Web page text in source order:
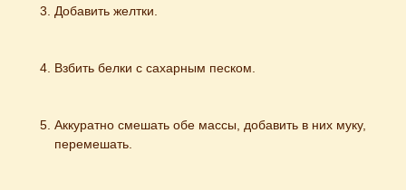
Добавить желтки.
Взбить белки с сахарным песком.
Аккуратно смешать обе массы, добавить в них муку,
перемешать.